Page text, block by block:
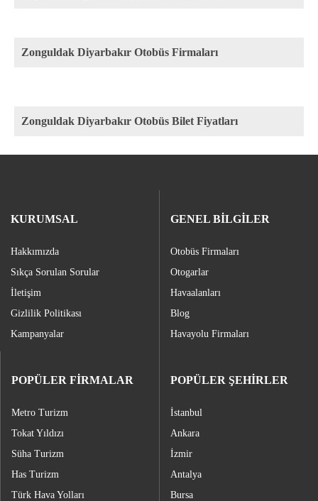
Zonguldak Diyarbakır Otobüs Firmaları
Zonguldak Diyarbakır Otobüs Bilet Fiyatları
KURUMSAL
Hakkımızda
Sıkça Sorulan Sorular
İletişim
Gizlilik Politikası
Kampanyalar
GENEL BİLGİLER
Otobüs Firmaları
Otogarlar
Havaalanları
Blog
Havayolu Firmaları
POPÜLER FİRMALAR
Metro Turizm
Tokat Yıldızı
Süha Turizm
Has Turizm
Türk Hava Yolları
POPÜLER ŞEHİRLER
İstanbul
Ankara
İzmir
Antalya
Bursa